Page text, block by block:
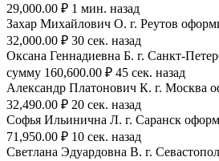
29,000.00 ₽ 1 мин. назад
Захар Михайлович О. г. Реутов
32,000.00 ₽ 30 сек. назад
Оксана Геннадиевна Б. г. Санкт-
сумму 160,600.00 ₽ 45 сек. назад
Александр Платонович К. г. Москва
32,490.00 ₽ 20 сек. назад
Софья Ильинична Л. г. Саранск
71,950.00 ₽ 10 сек. назад
Светлана Эдуардовна В. г.